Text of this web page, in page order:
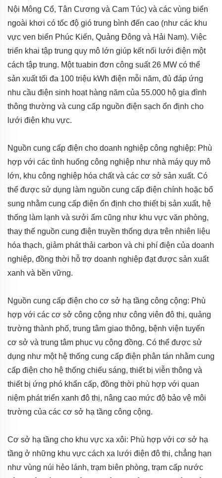
Nội Mông Cổ, Tân Cương và Cam Túc) và các vùng biển
ngoài khơi có tốc độ gió trung bình đến cao (như các khu
vực ven biển Phúc Kiến, Quảng Đông và Hải Nam). Việc
triển khai tập trung quy mô lớn giúp kết nối lưới điện một
cách tập trung. Một tuabin đơn công suất 26 MW có thể
sản xuất tối đa 100 triệu kWh điện mỗi năm, đủ đáp ứng
nhu cầu điện sinh hoạt hàng năm của 55.000 hộ gia đình
thông thường và cung cấp nguồn điện sạch ổn định cho
lưới điện khu vực.
Nguồn cung cấp điện cho doanh nghiệp công nghiệp: Phù
hợp với các tình huống công nghiệp như nhà máy quy mô
lớn, khu công nghiệp hóa chất và các cơ sở sản xuất. Có
thể được sử dụng làm nguồn cung cấp điện chính hoặc bổ
sung nhằm cung cấp điện ổn định cho thiết bị sản xuất, hệ
thống làm lạnh và sưởi ấm cũng như khu vực văn phòng,
thay thế nguồn cung điện truyền thống dựa trên nhiên liệu
hóa thạch, giảm phát thải carbon và chi phí điện của doanh
nghiệp, đồng thời hỗ trợ doanh nghiệp đạt được sản xuất
xanh và bền vững.
Nguồn cung cấp điện cho cơ sở hạ tầng công cộng: Phù
hợp với các cơ sở công cộng như công viên đô thị, quảng
trường thành phố, trung tâm giao thông, bệnh viện tuyến
cơ sở và trung tâm phục vụ cộng đồng. Có thể được sử
dụng như một hệ thống cung cấp điện phân tán nhằm cung
cấp điện cho hệ thống chiếu sáng, thiết bị viễn thông và
thiết bị ứng phó khẩn cấp, đồng thời phù hợp với quan
niệm phát triển xanh đô thị, nâng cao mức độ bảo vệ môi
trường của các cơ sở hạ tầng công cộng.
Cơ sở hạ tầng cho khu vực xa xôi: Phù hợp với cơ sở hạ
tầng ở những khu vực cách xa lưới điện đô thị, chẳng hạn
như vùng núi hẻo lánh, trạm biên phòng, trạm cấp nước